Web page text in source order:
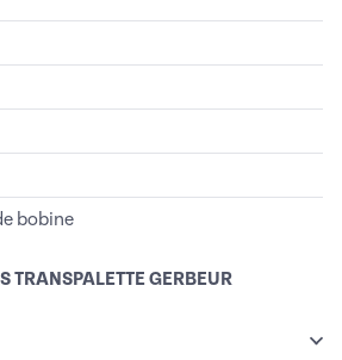
bobine
TRANSPALETTE GERBEUR